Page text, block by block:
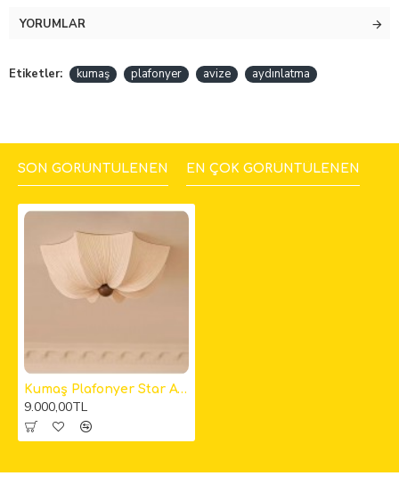
YORUMLAR
Etiketler: kumaş plafonyer avize aydınlatma
SON GÖRÜNTÜLENEN EN ÇOK GÖRÜNTÜLENEN
Kumaş Plafonyer Star Avize 50cm
9.000,00TL